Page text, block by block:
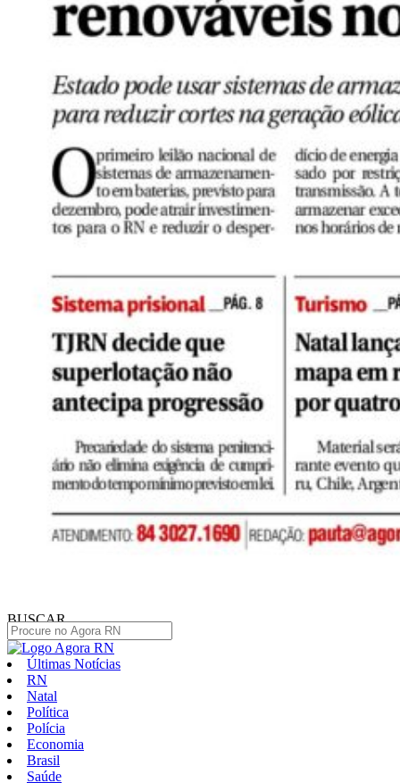
BUSCAR
Últimas Notícias
RN
Natal
Política
Polícia
Economia
Brasil
Saúde